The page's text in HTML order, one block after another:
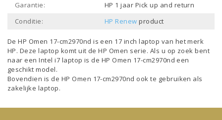
Garantie:
HP 1 jaar Pick up and return
Conditie:
HP Renew product
De HP Omen 17-cm2970nd is een 17 inch laptop van het merk
HP. Deze laptop komt uit deHP Omen serie. Als u op zoek bent
naar eenIntel i7 laptopis de HP Omen 17-cm2970nd een
geschikt model.
Bovendien is de HP Omen 17-cm2970nd ook te gebruiken als
zakelijke laptop.